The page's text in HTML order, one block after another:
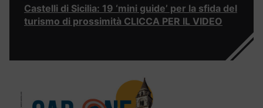
Castelli di Sicilia: 19 ‘mini guide’ per la sfida del
turismo di prossimità CLICCA PER IL VIDEO